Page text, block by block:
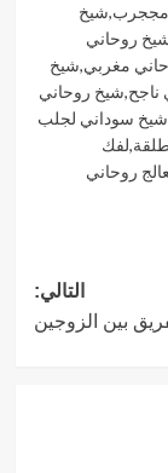
مججرب,شيخ
روحاني
مغربي,شيخ
ناجح,شيخ روحاني
شيخ سوداني لجلب
,لفك
روحاني
التالي:
بين الزوجين